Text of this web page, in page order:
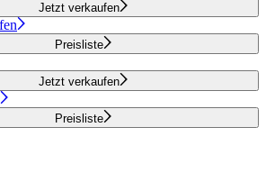
Jetzt verkaufen
Preisliste
Jetzt verkaufen
Preisliste